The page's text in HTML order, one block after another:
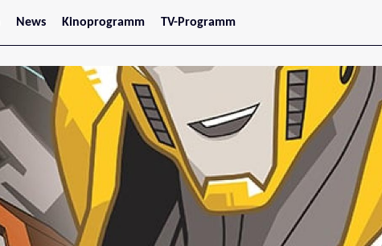
News
Stars
Kinoprogramm
Jetzt im Kino
Wien
Niederösterreich
Oberösterreich
Steiermark
Burgenland
Kärnten
Salzburg
Tirol
Vorarlberg
TV-Programm